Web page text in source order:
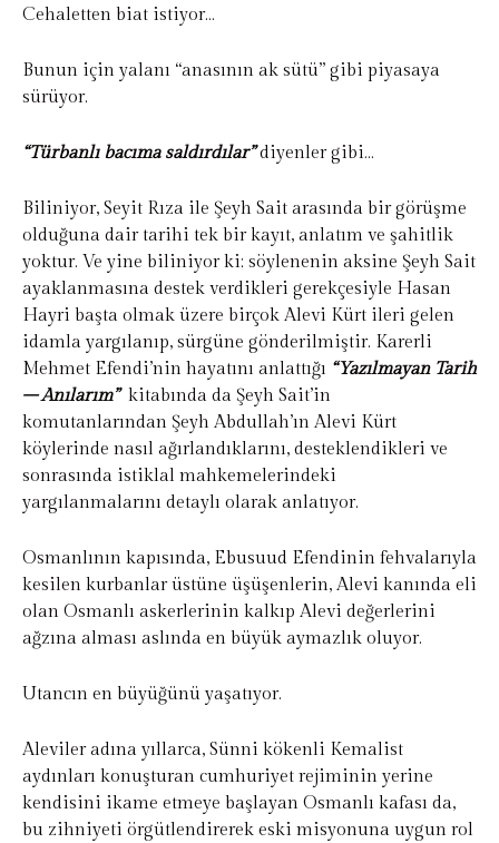
Cehaletten biat istiyor…
Bunun için yalanı “anasının ak sütü” gibi piyasaya
sürüyor.
“Türbanlı bacıma saldırdılar”diyenler gibi…
Biliniyor, Seyit Rıza ile Şeyh Sait arasında bir görüşme
olduğuna dair tarihi tek bir kayıt, anlatım ve şahitlik
yoktur. Ve yine biliniyor ki; söylenenin aksine Şeyh Sait
ayaklanmasına destek verdikleri gerekçesiyle Hasan
Hayri başta olmak üzere birçok Alevi Kürt ileri gelen
idamla yargılanıp, sürgüne gönderilmiştir. Karerli
Mehmet Efendi’nin hayatını anlattığı “Yazılmayan Tarih
– Anılarım”kitabında da Şeyh Sait’in
komutanlarından Şeyh Abdullah’ın Alevi Kürt
köylerinde nasıl ağırlandıklarını, desteklendikleri ve
sonrasında istiklal mahkemelerindeki
yargılanmalarını detaylı olarak anlatıyor.
Osmanlının kapısında, Ebusuud Efendinin fehvalarıyla
kesilen kurbanlar üstüne üşüşenlerin, Alevi kanında eli
olan Osmanlı askerlerinin kalkıp Alevi değerlerini
ağzına alması aslında en büyük aymazlık oluyor.
Utancın en büyüğünü yaşatıyor.
Aleviler adına yıllarca, Sünni kökenli Kemalist
aydınları konuşturan cumhuriyet rejiminin yerine
kendisini ikame etmeye başlayan Osmanlı kafası da,
bu zihniyeti örgütlendirerek eski misyonuna uygun rol